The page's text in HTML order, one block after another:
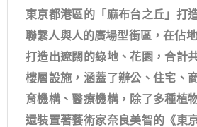
東京都港區的「麻布台之丘」打
聯繫人與人的廣場型街區，在佔
打造出遼闊的綠地、花園，合計
樓層設施，涵蓋了辦公、住宅、
育機構、醫療機構，除了多種植
還裝置著藝術家奈良美智的《東